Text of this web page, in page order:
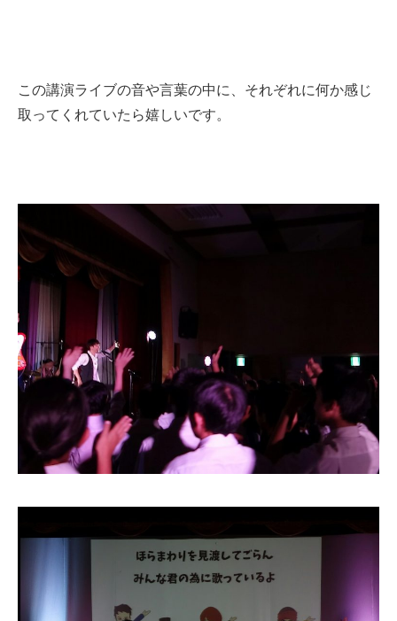
この講演ライブの音や言葉の中に、それぞれに何か感じ
取ってくれていたら嬉しいです。